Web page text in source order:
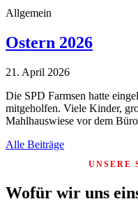
Allgemein
Ostern 2026
21. April 2026
Die SPD Farmsen hatte
mitgeholfen. Viele Kinder,
Mahlhauswiese vor dem
Alle Beiträge
UNSERE
Wofür wir uns